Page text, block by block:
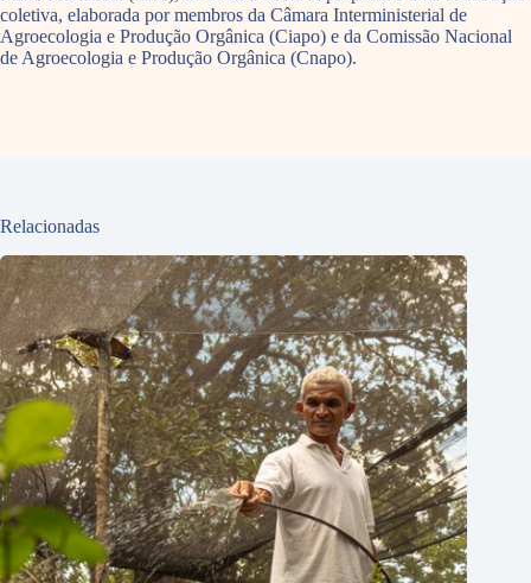
coletiva, elaborada por membros da Câmara Interministerial de
Agroecologia e Produção Orgânica (Ciapo) e da Comissão Nacional
de Agroecologia e Produção Orgânica (Cnapo).
Relacionadas